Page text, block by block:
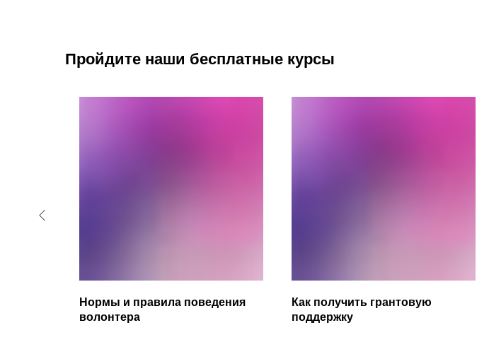
Пройдите наши бесплатные курсы
Нормы и правила поведения
волонтера
Как получить грантовую
поддержку